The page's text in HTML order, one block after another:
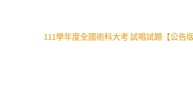
111學年度全國術科大考 試唱試題【公告